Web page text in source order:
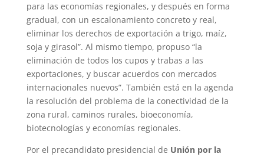
para las economías regionales, y después en forma
gradual, con un escalonamiento concreto y real,
eliminar los derechos de exportación a trigo, maíz,
soja y girasol”. Al mismo tiempo, propuso “la
eliminación de todos los cupos y trabas a las
exportaciones, y buscar acuerdos con mercados
internacionales nuevos”. También está en la agenda
la resolución del problema de la conectividad de la
zona rural, caminos rurales, bioeconomía,
biotecnologías y economías regionales.
Por el precandidato presidencial de Unión por la